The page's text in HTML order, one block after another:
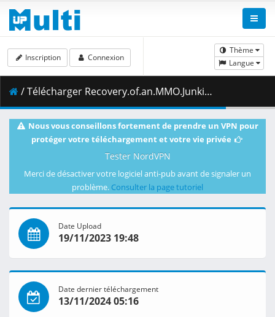
Thème
Langue
Inscription Connexion
/ Télécharger Recovery.of.an.MMO.Junkie.S01E03.v2.1080p.BluRay.10-Bit.Dual-Audio.FLAC5.1.x265-YURASUKA.mkv.001 ( 425.66 MB )
Nous vous conseillons fortement de prendre un VPN pour
protéger votre téléchargement et votre vie privée
Tester NordVPN
Merci de désactiver votre logiciel anti-pub avant de signaler un
problème. Consulter la page tutoriel
Date Upload
19/11/2023 19:48
Date dernier téléchargement
13/11/2024 05:16